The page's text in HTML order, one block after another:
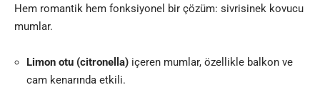
Hem romantik hem fonksiyonel bir çözüm: sivrisinek kovucu
mumlar.
Limon otu (citronella) içeren mumlar, özellikle balkon ve
cam kenarında etkili.